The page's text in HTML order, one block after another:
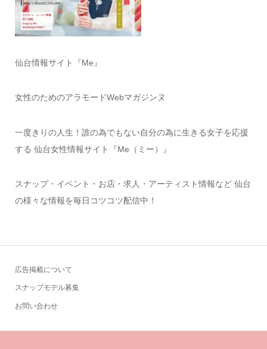
仙台情報サイト『Me』
女性のためのアラモードWebマガジンヌ
一度きりの人生！誰の為でもない自分の為に生きる女子を応援
する 仙台女性情報サイト『Me（ミー）』
スナップ・イベント・お店・求人・アーティスト情報など 仙台
の様々な情報を毎日コツコツ配信中！
広告掲載について
スナップモデル募集
お問い合わせ